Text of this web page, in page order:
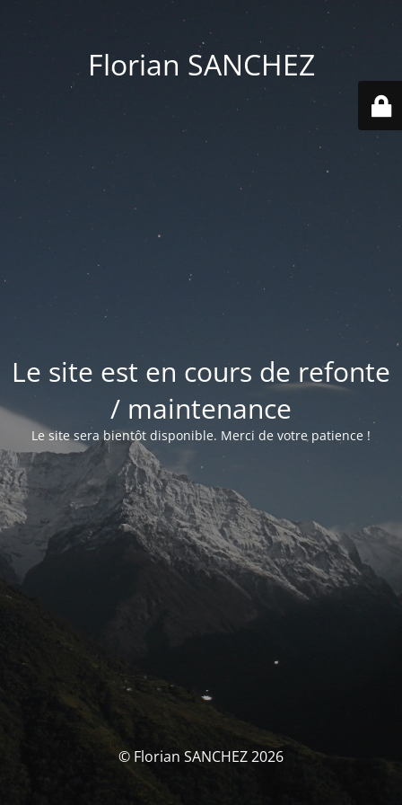
Florian SANCHEZ
Le site est en cours de refonte
/ maintenance
Le site sera bientôt disponible. Merci de votre patience !
© Florian SANCHEZ 2026